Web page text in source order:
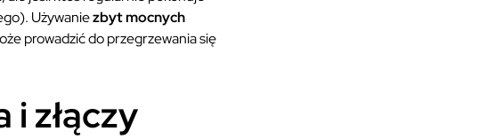
Używaniezbyt mocnych
prowadzić do przegrzewania się
i złączy